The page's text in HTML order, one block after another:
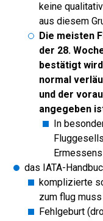
keine
aus diesem
Die meisten
der 28.
bestätigt
normal
und der
angegeben
In
das IATA-
komplizierte
zum flug
Fehlgeburt